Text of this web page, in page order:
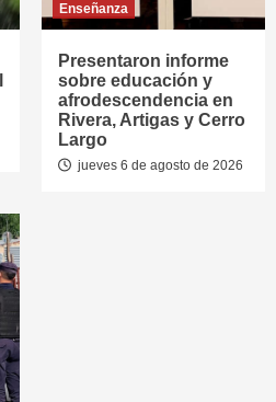
Enseñanza
Presentaron informe
sobre educación y
afrodescendencia en
Rivera, Artigas y Cerro
Largo
jueves 6 de agosto de 2026